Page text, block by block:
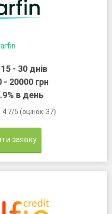
15 - 30 днів
- 20000 грн
в день
4.7/5 (оцінок: 37)
заявку